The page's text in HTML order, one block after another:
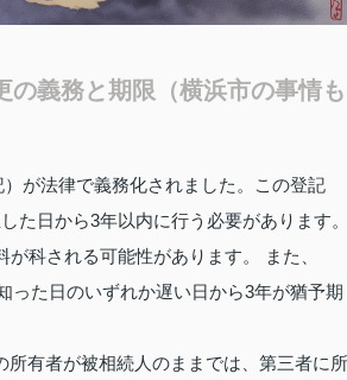
義務と期限（横浜市の事情も
が法律で義務化されました。この登記
た日から3年以内に行う必要があります。
科される可能性があります。 また、
った日のいずれか遅い日から3年が猶予期
有者が被相続人のままでは、第三者に所